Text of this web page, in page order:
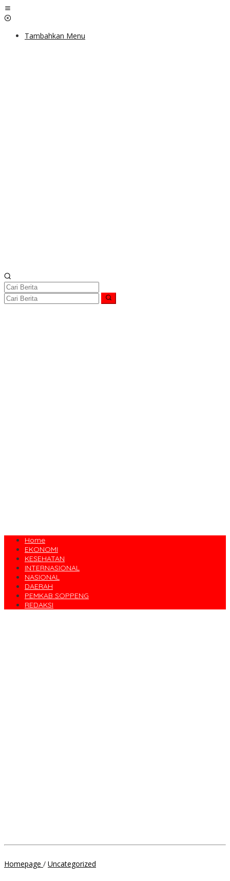
Lewati
ke
Tambahkan Menu
Home
EKONOMI
KESEHATAN
INTERNASIONAL
NASIONAL
DAERAH
PEMKAB SOPPENG
REDAKSI
Homepage / Uncategorized